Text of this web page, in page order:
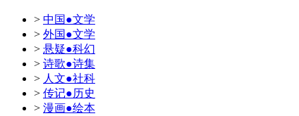
> 中国●文学
> 外国●文学
> 悬疑●科幻
> 诗歌●诗集
> 人文●社科
> 传记●历史
> 漫画●绘本